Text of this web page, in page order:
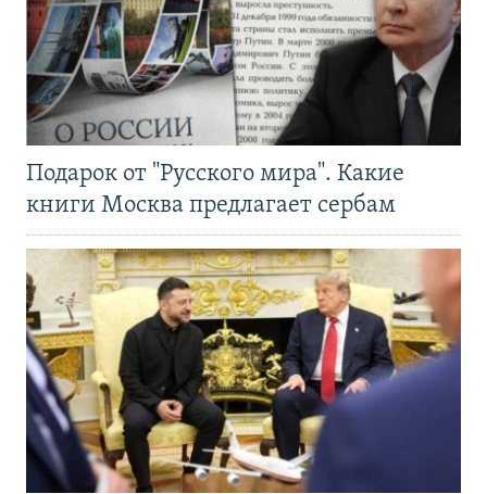
Подарок от "Русского мира". Какие
книги Москва предлагает сербам